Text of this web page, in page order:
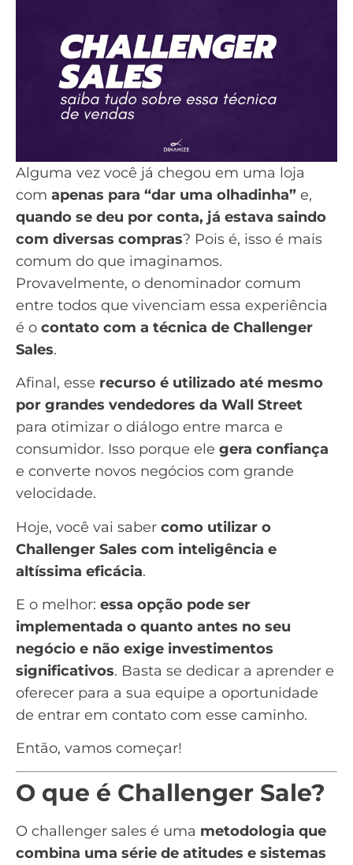
Alguma vez você já chegou em uma loja
com apenas para “dar uma olhadinha” e,
quando se deu por conta, já estava saindo
com diversas compras? Pois é, isso é mais
comum do que imaginamos.
Provavelmente, o denominador comum
entre todos que vivenciam essa experiência
é o contato com a técnica de Challenger
Sales.
Afinal, esse recurso é utilizado até mesmo
por grandes vendedores da Wall Street
para otimizar o diálogo entre marca e
consumidor. Isso porque ele gera confiança
e converte novos negócios com grande
velocidade.
Hoje, você vai saber como utilizar o
Challenger Sales com inteligência e
altíssima eficácia.
E o melhor: essa opção pode ser
implementada o quanto antes no seu
negócio e não exige investimentos
significativos. Basta se dedicar a aprender e
oferecer para a sua equipe a oportunidade
de entrar em contato com esse caminho.
Então, vamos começar!
O que é Challenger Sale?
O challenger sales é uma metodologia que
combina uma série de atitudes e sistemas